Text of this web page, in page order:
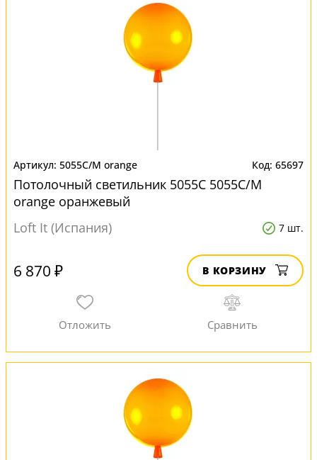
5055C/M orange 65697
Потолочный светильник 5055C 5055C/M
orange оранжевый
Loft It (Испания)
7 шт.
6 870 ₽ В КОРЗИНУ